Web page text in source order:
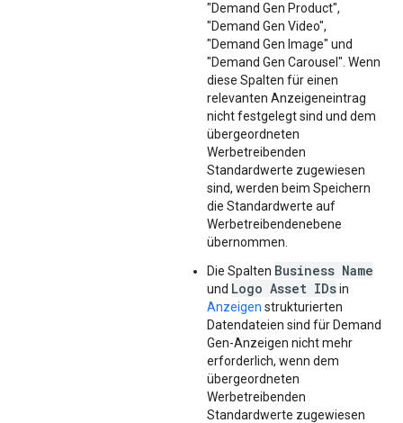
"Demand Gen Product",
"Demand Gen Video",
"Demand Gen Image" und
"Demand Gen Carousel". Wenn
diese Spalten für einen
relevanten Anzeigeneintrag
nicht festgelegt sind und dem
übergeordneten
Werbetreibenden
Standardwerte zugewiesen
sind, werden beim Speichern
die Standardwerte auf
Werbetreibendenebene
übernommen.
Die Spalten Business Name
und Logo Asset IDsin
Anzeigen strukturierten
Datendateien sind für Demand
Gen-Anzeigen nicht mehr
erforderlich, wenn dem
übergeordneten
Werbetreibenden
Standardwerte zugewiesen